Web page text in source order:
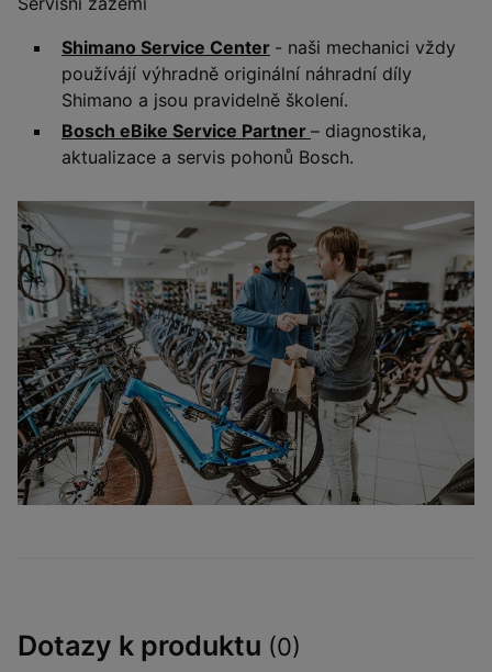
Shimano Service Center - naši mechanici vždy
používájí výhradně originální náhradní díly
Shimano a jsou pravidelně školení.
Bosch eBike Service Partner – diagnostika,
aktualizace a servis pohonů Bosch.
Dotazy k produktu (0)